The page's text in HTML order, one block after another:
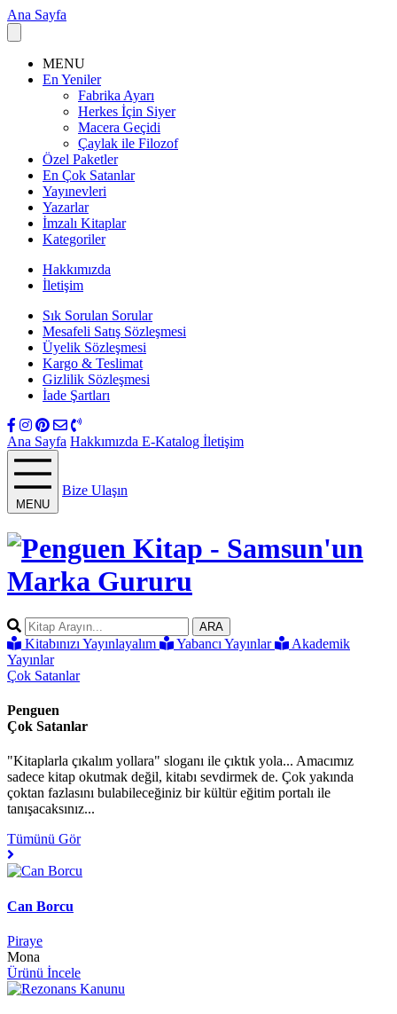
Ana Sayfa
MENU
En Yeniler
Fabrika Ayarı
Herkes İçin Siyer
Macera Geçidi
Çaylak ile Filozof
Özel Paketler
En Çok Satanlar
Yayınevleri
Yazarlar
İmzalı Kitaplar
Kategoriler
Hakkımızda
İletişim
Sık Sorulan Sorular
Mesafeli Satış Sözleşmesi
Üyelik Sözleşmesi
Kargo & Teslimat
Gizlilik Sözleşmesi
İade Şartları
Ana Sayfa Hakkımızda E-Katalog İletişim
MENU
Bize Ulaşın
ARA
Kitabınızı Yayınlayalım Yabancı Yayınlar
Akademik
Yayınlar
Çok Satanlar
Penguen
Çok Satanlar
"Kitaplarla çıkalım yollara" sloganı ile çıktık yola... Amacımız
sadece kitap okutmak değil, kitabı sevdirmek de. Çok yakında
çoktan fazlasını bulabileceğiniz bir kültür eğitim portalı ile
tanışacaksınız...
Tümünü Gör
Can Borcu
Piraye
Mona
Ürünü İncele